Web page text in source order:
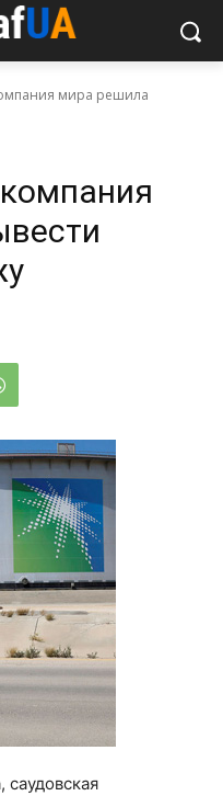
мира решила